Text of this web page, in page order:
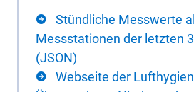
Stündliche Messwerte
Messstationen der letzten
(JSON)
Webseite der